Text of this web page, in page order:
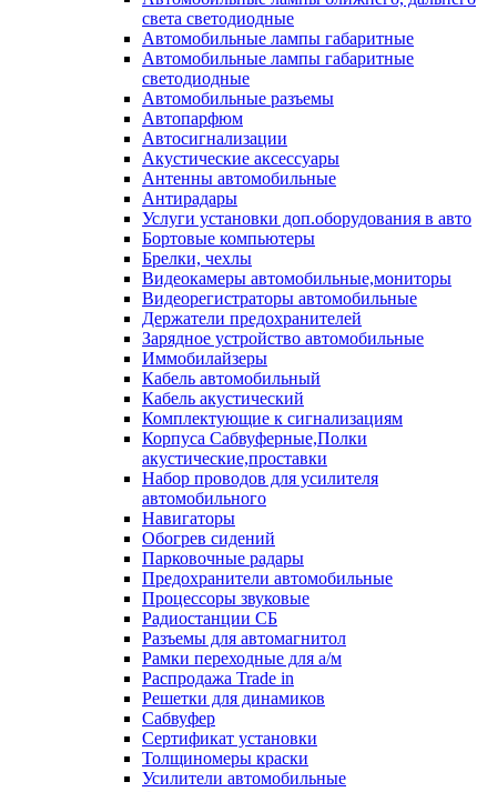
света светодиодные
Автомобильные лампы габаритные
Автомобильные лампы габаритные
светодиодные
Автомобильные разъемы
Автопарфюм
Автосигнализации
Акустические аксессуары
Антенны автомобильные
Антирадары
Услуги установки доп.оборудования в авто
Бортовые компьютеры
Брелки, чехлы
Видеокамеры автомобильные,мониторы
Видеорегистраторы автомобильные
Держатели предохранителей
Зарядное устройство автомобильные
Иммобилайзеры
Кабель автомобильный
Кабель акустический
Комплектующие к сигнализациям
Корпуса Сабвуферные,Полки
акустические,проставки
Набор проводов для усилителя
автомобильного
Навигаторы
Обогрев сидений
Парковочные радары
Предохранители автомобильные
Процессоры звуковые
Радиостанции СБ
Разъемы для автомагнитол
Рамки переходные для а/м
Распродажа Trade in
Решетки для динамиков
Сабвуфер
Сертификат установки
Толщиномеры краски
Усилители автомобильные